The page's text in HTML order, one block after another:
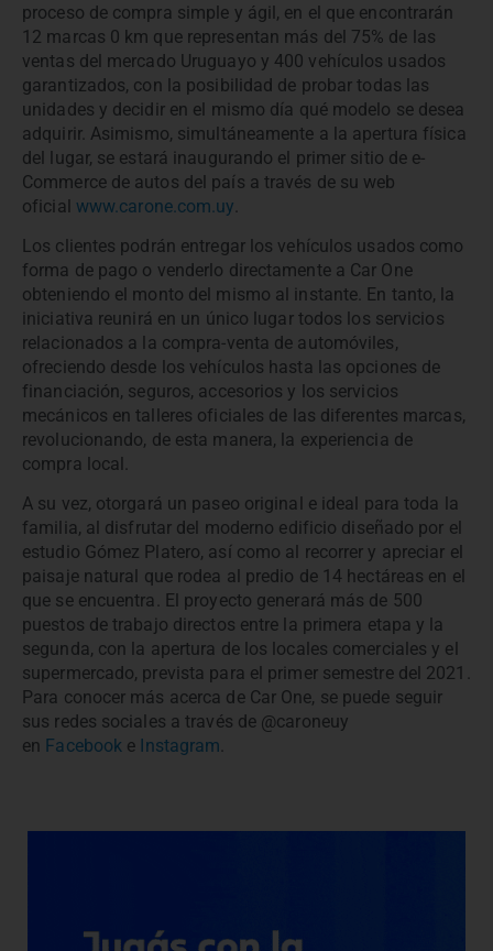
proceso de compra simple y ágil, en el que encontrarán
12 marcas 0 km que representan más del 75% de las
ventas del mercado Uruguayo y 400 vehículos usados
garantizados, con la posibilidad de probar todas las
unidades y decidir en el mismo día qué modelo se desea
adquirir. Asimismo, simultáneamente a la apertura física
del lugar, se estará inaugurando el primer sitio de e-
Commerce de autos del país a través de su web
oficial www.carone.com.uy
Los clientes podrán entregar los vehículos usados como
forma de pago o venderlo directamente a Car One
obteniendo el monto del mismo al instante. En tanto, la
iniciativa reunirá en un único lugar todos los servicios
relacionados a la compra-venta de automóviles,
ofreciendo desde los vehículos hasta las opciones de
financiación, seguros, accesorios y los servicios
mecánicos en talleres oficiales de las diferentes marcas,
revolucionando, de esta manera, la experiencia de
compra local.
A su vez, otorgará un paseo original e ideal para toda la
familia, al disfrutar del moderno edificio diseñado por el
estudio Gómez Platero, así como al recorrer y apreciar el
paisaje natural que rodea al predio de 14 hectáreas en el
que se encuentra. El proyecto generará más de 500
puestos de trabajo directos entre la primera etapa y la
segunda, con la apertura de los locales comerciales y el
supermercado, prevista para el primer semestre del 2021.
Para conocer más acerca de Car One, se puede seguir
sus redes sociales a través de @caroneuy
en Facebook e Instagram.